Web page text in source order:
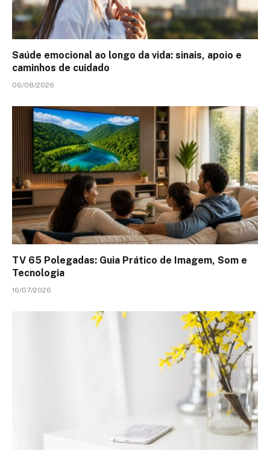
Saúde emocional ao longo da vida: sinais, apoio e
caminhos de cuidado
06/08/2026
TV 65 Polegadas: Guia Prático de Imagem, Som e
Tecnologia
16/07/2026